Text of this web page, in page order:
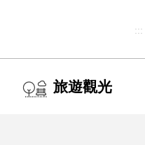
:::
旅遊觀光